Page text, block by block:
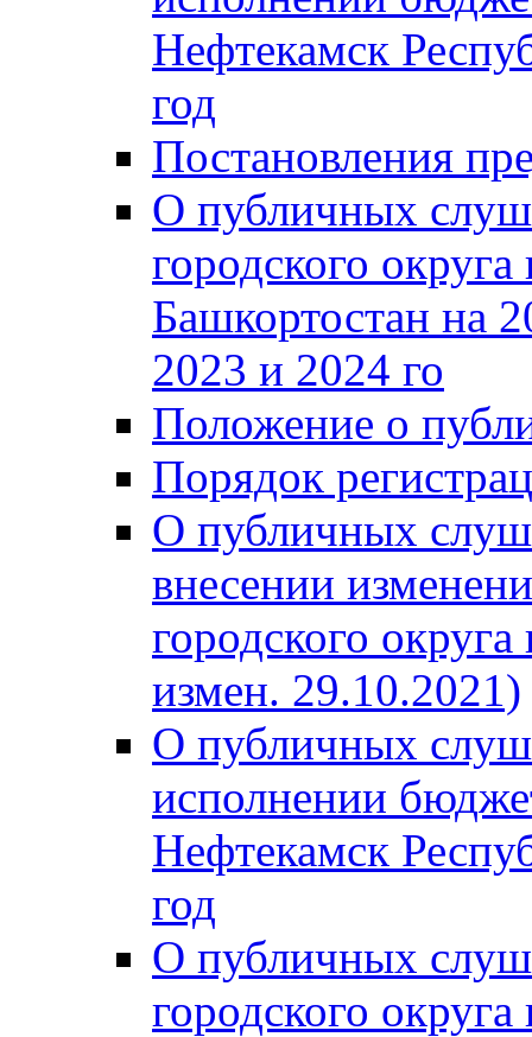
Нефтекамск
год
Постановления
О публичных
городского
Башкортостан на
2023 и 2024 го
Положение о
Порядок
О публичных
внесении
городского
измен. 29.10.2021)
О публичных
исполнении
Нефтекамск
год
О публичных
городского